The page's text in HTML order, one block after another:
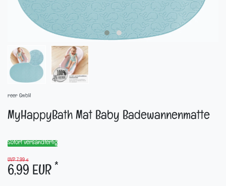
reer GmbH
MyHappyBath Mat Baby Badewannenmatte
Sofort versandfertig
UVP 7,99 €
6,99 EUR
*